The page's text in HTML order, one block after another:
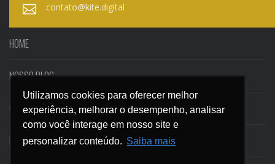
Utilizamos cookies para oferecer melhor
experiência, melhorar o desempenho, analisar
como você interage em nosso site e
personalizar conteúdo. Saiba mais
Utilizamos cookies para oferecer melhor
experiência, melhorar o desempenho, analisar
como você interage em nosso site e
personalizar conteúdo. Saiba mais
contato@kite.digital
HOME
NOSSO BLOG
CASES
EBOOKS